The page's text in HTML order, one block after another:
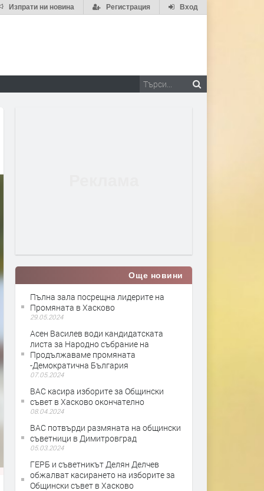
Вход
Регистрация
Изпрати ни новина
Още новини
Пълна зала посрещна лидерите на
Промяната в Хасково
29.05.2024
Асен Василев води кандидатската
листа за Народно събрание на
Продължаваме промяната
-Демократична България
07.05.2024
ВАС касира изборите за Общински
съвет в Хасково окончателно
08.04.2024
ВАС потвърди размяната на общински
съветници в Димитровград
05.03.2024
ГЕРБ и съветникът Делян Делчев
обжалват касирането на изборите за
Общински съвет в Хасково